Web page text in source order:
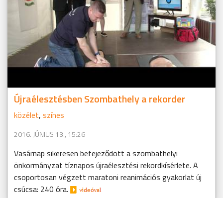
Újraélesztésben Szombathely a rekorder
közélet, színes
2016. JÚNIUS 13., 15:26
Vasárnap sikeresen befejeződött a szombathelyi
önkormányzat tíznapos újraélesztési rekordkísérlete. A
csoportosan végzett maratoni reanimációs gyakorlat új
csúcsa: 240 óra.